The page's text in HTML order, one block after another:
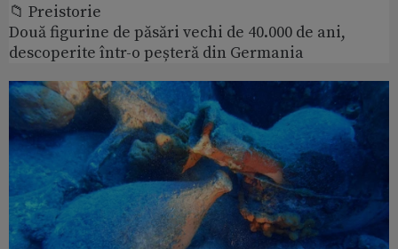
📁 Preistorie
Două figurine de păsări vechi de 40.000 de ani,
descoperite într-o peșteră din Germania